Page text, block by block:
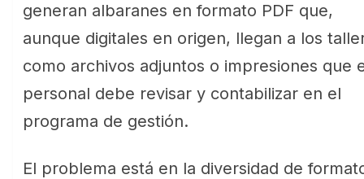
generan albaranes en formato PDF que,
aunque digitales en origen, llegan a los
como archivos adjuntos o impresiones que
personal debe revisar y contabilizar en el
programa de gestión.
El problema está en la diversidad de